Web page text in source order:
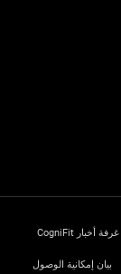
غرفة أخبار CogniFit
بيان إمكانية الوصول